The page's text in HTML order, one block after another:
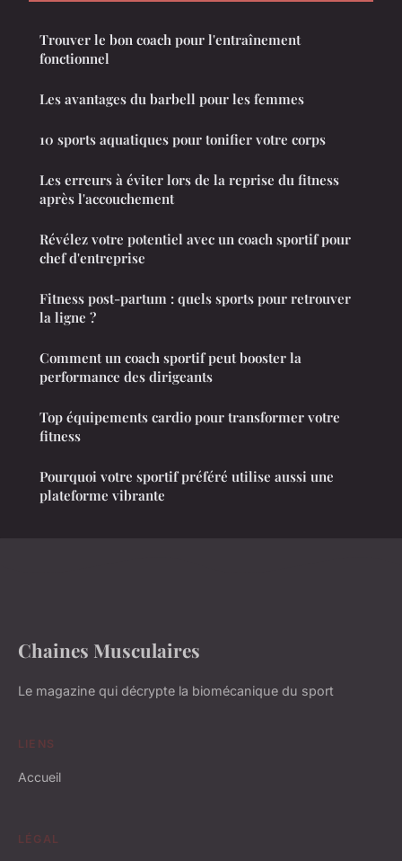
Trouver le bon coach pour l'entraînement
fonctionnel
Les avantages du barbell pour les femmes
10 sports aquatiques pour tonifier votre corps
Les erreurs à éviter lors de la reprise du fitness
après l'accouchement
Révélez votre potentiel avec un coach sportif pour
chef d'entreprise
Fitness post-partum : quels sports pour retrouver
la ligne ?
Comment un coach sportif peut booster la
performance des dirigeants
Top équipements cardio pour transformer votre
fitness
Pourquoi votre sportif préféré utilise aussi une
plateforme vibrante
Chaines Musculaires
Le magazine qui décrypte la biomécanique du sport
LIENS
Accueil
LÉGAL